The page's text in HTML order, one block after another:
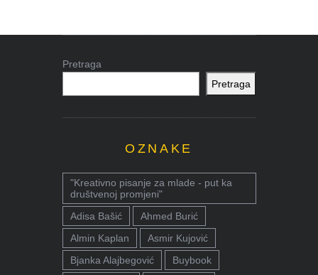
Pretraga
Pretraga
OZNAKE
"Kreativno pisanje za mlade - put ka
društvenoj promjeni"
Adisa Bašić
Ahmed Burić
Almin Kaplan
Asmir Kujović
Bjanka Alajbegović
Buybook